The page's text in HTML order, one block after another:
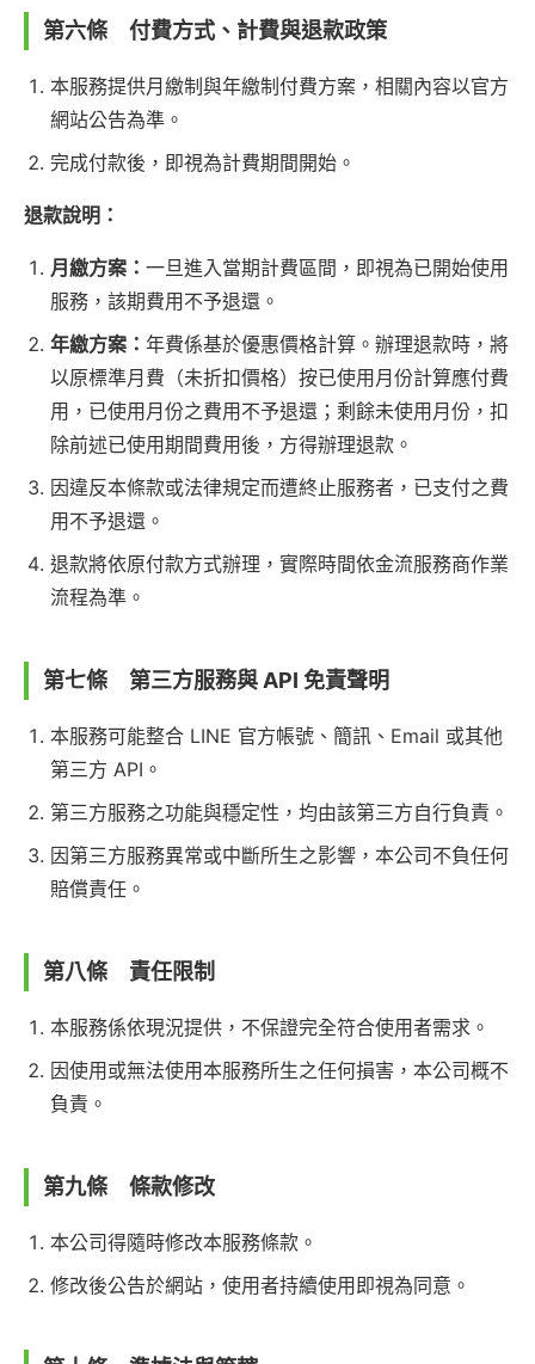
第六條 付費方式、計費與退款政策
本服務提供月繳制與年繳制付費方案，相關內容以官方
網站公告為準。
完成付款後，即視為計費期間開始。
退款說明：
月繳方案： 一旦進入當期計費區間，即視為已開始使用
服務，該期費用不予退還。
年繳方案： 年費係基於優惠價格計算。辦理退款時，將
以原標準月費（未折扣價格）按已使用月份計算應付費
用，已使用月份之費用不予退還；剩餘未使用月份，扣
除前述已使用期間費用後，方得辦理退款。
因違反本條款或法律規定而遭終止服務者，已支付之費
用不予退還。
退款將依原付款方式辦理，實際時間依金流服務商作業
流程為準。
第七條 第三方服務與 API 免責聲明
本服務可能整合 LINE 官方帳號、簡訊、Email 或其他
第三方 API。
第三方服務之功能與穩定性，均由該第三方自行負責。
因第三方服務異常或中斷所生之影響，本公司不負任何
賠償責任。
第八條 責任限制
本服務係依現況提供，不保證完全符合使用者需求。
因使用或無法使用本服務所生之任何損害，本公司概不
負責。
第九條 條款修改
本公司得隨時修改本服務條款。
修改後公告於網站，使用者持續使用即視為同意。